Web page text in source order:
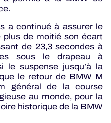
a continué à assurer le
de moitié son écart
de 23,3 secondes à
sous le drapeau à
le suspense jusqu’à la
le retour de BMW M
général de la course
au monde, pour la
historique de la BMW